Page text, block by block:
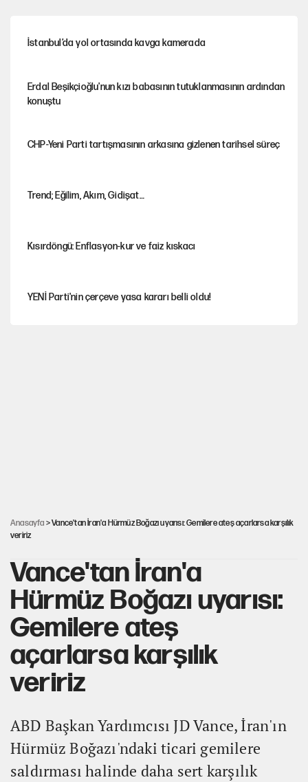
İstanbul’da yol ortasında kavga kamerada
Erdal Beşikçioğlu'nun kızı babasının tutuklanmasının ardından
konuştu
CHP-Yeni Parti tartışmasının arkasına gizlenen tarihsel süreç
Trend; Eğilim, Akım, Gidişat…
Kısırdöngü: Enflasyon-kur ve faiz kıskacı
YENİ Parti'nin çerçeve yasa kararı belli oldu!
Anasayfa > Vance'tan İran'a Hürmüz Boğazı uyarısı: Gemilere ateş açarlarsa karşılık
veririz
Vance'tan İran'a
Hürmüz Boğazı uyarısı:
Gemilere ateş
açarlarsa karşılık
veririz
ABD Başkan Yardımcısı JD Vance, İran'ın
Hürmüz Boğazı'ndaki ticari gemilere
saldırması halinde daha sert karşılık